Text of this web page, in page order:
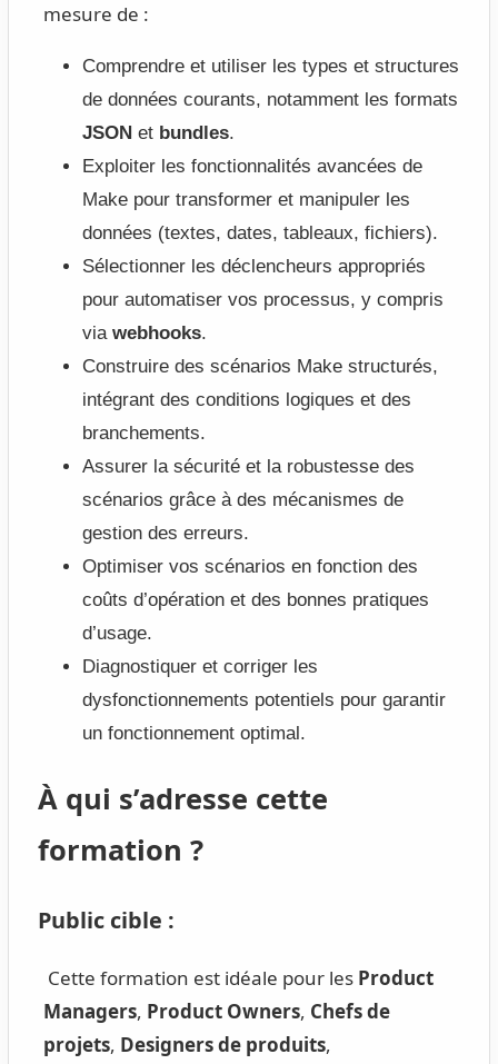
mesure de :
Comprendre et utiliser les types et structures
de données courants, notamment les formats
JSON et bundles.
Exploiter les fonctionnalités avancées de
Make pour transformer et manipuler les
données (textes, dates, tableaux, fichiers).
Sélectionner les déclencheurs appropriés
pour automatiser vos processus, y compris
via webhooks.
Construire des scénarios Make structurés,
intégrant des conditions logiques et des
branchements.
Assurer la sécurité et la robustesse des
scénarios grâce à des mécanismes de
gestion des erreurs.
Optimiser vos scénarios en fonction des
coûts d’opération et des bonnes pratiques
d’usage.
Diagnostiquer et corriger les
dysfonctionnements potentiels pour garantir
un fonctionnement optimal.
À qui s’adresse cette
formation ?
Public cible :
Cette formation est idéale pour les Product
Managers, Product Owners, Chefs de
projets, Designers de produits,